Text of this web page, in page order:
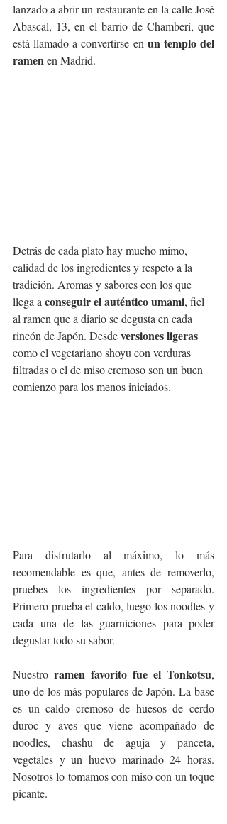
lanzado a abrir un restaurante en la calle José
Abascal, 13, en el barrio de Chamberí, que
está llamado a convertirse en un templo del
ramen en Madrid.
Detrás de cada plato hay mucho mimo,
calidad de los ingredientes y respeto a la
tradición. Aromas y sabores con los que
llega a conseguir el auténtico umami, fiel
al ramen que a diario se degusta en cada
rincón de Japón. Desde versiones ligeras
como el vegetariano shoyu con verduras
filtradas o el de miso cremoso son un buen
comienzo para los menos iniciados.
Para disfrutarlo al máximo, lo más
recomendable es que, antes de removerlo,
pruebes los ingredientes por separado.
Primero prueba el caldo, luego los noodles y
cada una de las guarniciones para poder
degustar todo su sabor.
Nuestro ramen favorito fue el Tonkotsu,
uno de los más populares de Japón. La base
es un caldo cremoso de huesos de cerdo
duroc y aves que viene acompañado de
noodles, chashu de aguja y panceta,
vegetales y un huevo marinado 24 horas.
Nosotros lo tomamos con miso con un toque
picante.